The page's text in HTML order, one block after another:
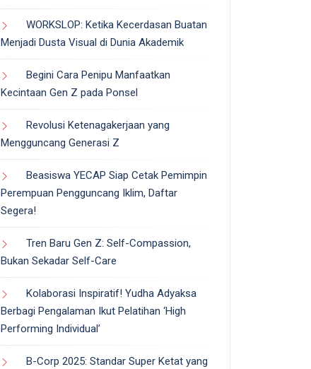
WORKSLOP: Ketika Kecerdasan Buatan
Menjadi Dusta Visual di Dunia Akademik
Begini Cara Penipu Manfaatkan
Kecintaan Gen Z pada Ponsel
Revolusi Ketenagakerjaan yang
Mengguncang Generasi Z
Beasiswa YECAP Siap Cetak Pemimpin
Perempuan Pengguncang Iklim, Daftar
Segera!
Tren Baru Gen Z: Self-Compassion,
Bukan Sekadar Self-Care
Kolaborasi Inspiratif! Yudha Adyaksa
Berbagi Pengalaman Ikut Pelatihan ‘High
Performing Individual’
B-Corp 2025: Standar Super Ketat yang